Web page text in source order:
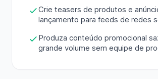
Crie teasers de produtos e
lançamento para feeds de redes
Produza conteúdo promocional
grande volume sem equipe de